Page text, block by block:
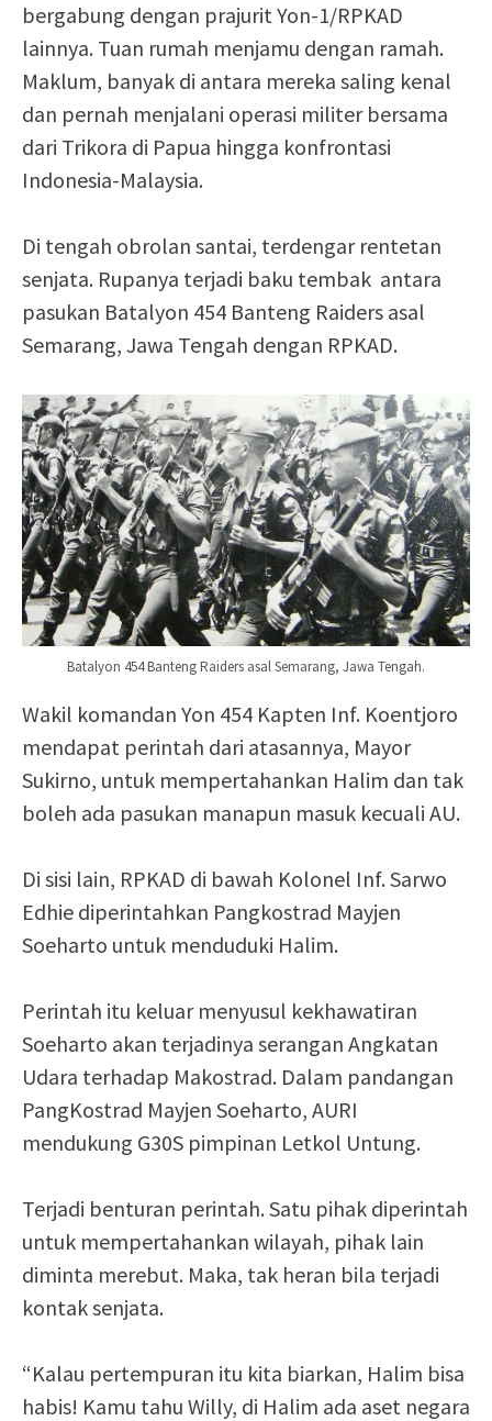
bergabung dengan prajurit Yon-1/RPKAD
lainnya. Tuan rumah menjamu dengan ramah.
Maklum, banyak di antara mereka saling kenal
dan pernah menjalani operasi militer bersama
dari Trikora di Papua hingga konfrontasi
Indonesia-Malaysia.
Di tengah obrolan santai, terdengar rentetan
senjata. Rupanya terjadi baku tembak antara
pasukan Batalyon 454 Banteng Raiders asal
Semarang, Jawa Tengah dengan RPKAD.
Batalyon 454 Banteng Raiders asal Semarang, Jawa Tengah.
Wakil komandan Yon 454 Kapten Inf. Koentjoro
mendapat perintah dari atasannya, Mayor
Sukirno, untuk mempertahankan Halim dan tak
boleh ada pasukan manapun masuk kecuali AU.
Di sisi lain, RPKAD di bawah Kolonel Inf. Sarwo
Edhie diperintahkan Pangkostrad Mayjen
Soeharto untuk menduduki Halim.
Perintah itu keluar menyusul kekhawatiran
Soeharto akan terjadinya serangan Angkatan
Udara terhadap Makostrad. Dalam pandangan
PangKostrad Mayjen Soeharto, AURI
mendukung G30S pimpinan Letkol Untung.
Terjadi benturan perintah. Satu pihak diperintah
untuk mempertahankan wilayah, pihak lain
diminta merebut. Maka, tak heran bila terjadi
kontak senjata.
“Kalau pertempuran itu kita biarkan, Halim bisa
habis! Kamu tahu Willy, di Halim ada aset negara